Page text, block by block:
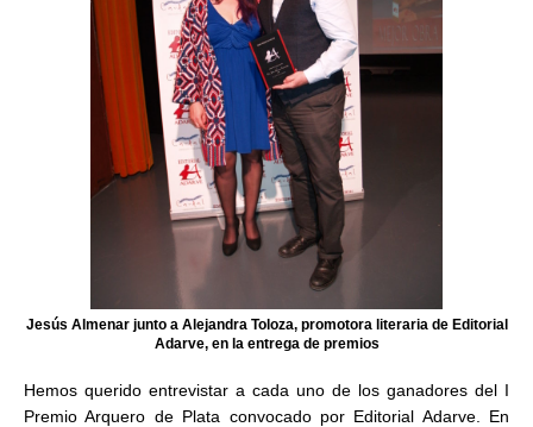
Jesús Almenar junto a Alejandra Toloza, promotora literaria de Editorial
Adarve, en la entrega de premios
Hemos querido entrevistar a cada uno de los ganadores del I
Premio Arquero de Plata convocado por Editorial Adarve. En